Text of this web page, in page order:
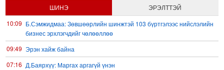
ШИНЭ
ЭРЭЛТТЭЙ
10:09 Б.Сэмжидмаа: Зөвшөөрлийн шинжтэй 103 бүртгэлээс нийслэлийн
бизнес эрхлэгчдийг чөлөөллөө
09:49 Эрэн хайж байна
07:16 Д.Баярхүү: Маргах аргагүй үнэн